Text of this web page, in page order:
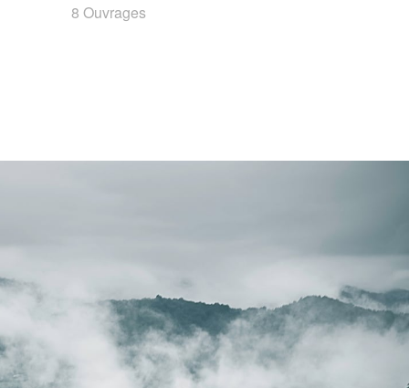
8 Ouvrages